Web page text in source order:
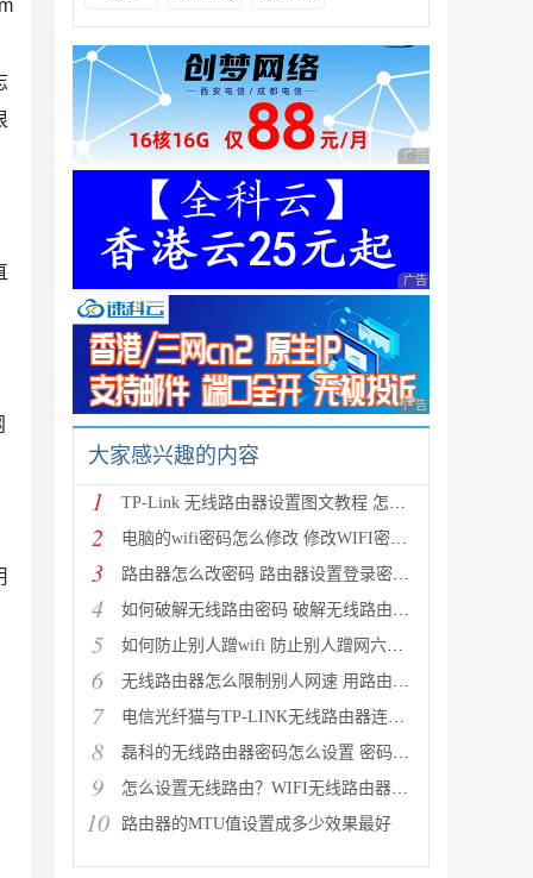
广告 商业广告，理性
广告 商业广告，理性
广告 商业广告，理性
大家感兴趣的内容
1 TP-Link 无线路由器设置图文教程 怎么设置TP-Link无线
2 电脑的wifi密码怎么修改 修改WIFI密码的方法
3 路由器怎么改密码 路由器设置登录密码及修改无线密码
4 如何破解无线路由密码 破解无线路由密码蹭网的详细图
5 如何防止别人蹭wifi 防止别人蹭网六种方法介绍
6 无线路由器怎么限制别人网速 用路由器控制别人网速图
7 电信光纤猫与TP-LINK无线路由器连接设置向导图文详细
8 磊科的无线路由器密码怎么设置 密码设置方法图文介绍
9 怎么设置无线路由？WIFI无线路由器入门设置教程
10 路由器的MTU值设置成多少效果最好